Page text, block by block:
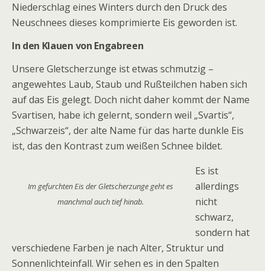
Niederschlag eines Winters durch den Druck des
Neuschnees dieses komprimierte Eis geworden ist.
In den Klauen von Engabreen
Unsere Gletscherzunge ist etwas schmutzig –
angewehtes Laub, Staub und Rußteilchen haben sich
auf das Eis gelegt. Doch nicht daher kommt der Name
Svartisen, habe ich gelernt, sondern weil „Svartis“,
„Schwarzeis“, der alte Name für das harte dunkle Eis
ist, das den Kontrast zum weißen Schnee bildet.
Im gefurchten Eis der Gletscherzunge geht es
manchmal auch tief hinab.
Es ist
allerdings
nicht
schwarz,
sondern hat
verschiedene Farben je nach Alter, Struktur und
Sonnenlichteinfall. Wir sehen es in den Spalten